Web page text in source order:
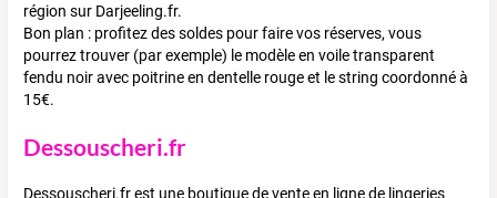
région sur Darjeeling.fr.
Bon plan : profitez des soldes pour faire vos réserves, vous
pourrez trouver (par exemple) le modèle en voile transparent
fendu noir avec poitrine en dentelle rouge et le string coordonné à
15€.
Dessouscheri.fr
Dessouscheri.fr est une boutique de vente en ligne de lingeries